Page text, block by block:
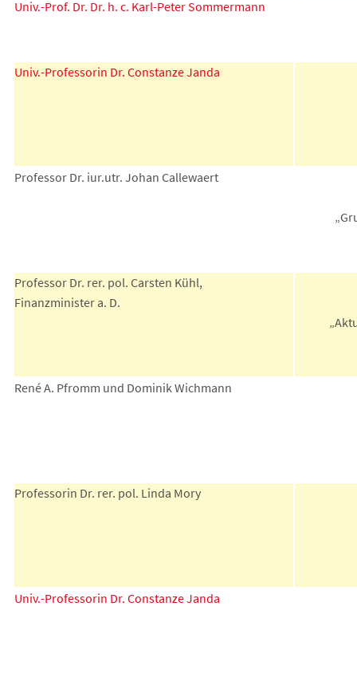
Univ.-Prof. Dr. Dr. h. c. Karl-Peter Sommermann
Univ.-Professorin Dr. Constanze Janda
Professor Dr. iur.utr. Johan Callewaert
Professor Dr. rer. pol. Carsten Kühl,
Finanzminister a. D.
René A. Pfromm und Dominik Wichmann
Professorin Dr. rer. pol. Linda Mory
Univ.-Professorin Dr. Constanze Janda